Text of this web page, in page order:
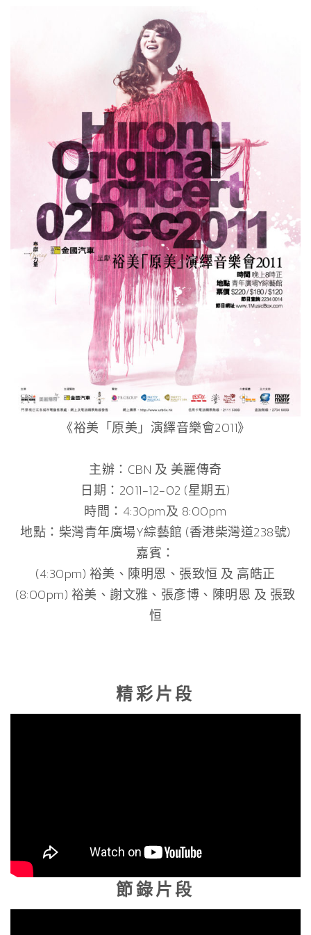
《裕美「原美」演繹音樂會2011》
主辦：CBN 及 美麗傳奇
日期：2011-12-02 (星期五)
時間：4:30pm及 8:00pm
地點：柴灣青年廣場Y綜藝館 (香港柴灣道238號)
嘉賓：
(4:30pm) 裕美、陳明恩、張致恒 及 高皓正
(8:00pm) 裕美、謝文雅、張彥博、陳明恩 及 張致
恒
精彩片段
節錄片段